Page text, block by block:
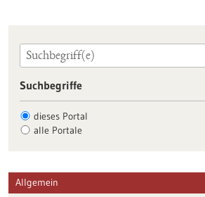
Suchbegriffe
dieses Portal
alle Portale
Allgemein